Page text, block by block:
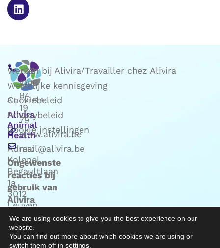
Alivira
Animal
Health
Adres:
Kolonel
Begaultlaan
1a
3012
Leuven
(Belgie)
+32
(0)16
84
19
79
www.alivira.be
mail@alivira.be
Ongewenste
reacties bij
gebruik van
Alivira
mail naar
Phv@alivira.be
Werken bij Alivira/Travailler chez Alivira
Wettelijke kennisgeving
Cookiebeleid
Privacybeleid
Cookie instellingen
We are using cookies to give you the best experience on our
website.
You can find out more about which cookies we are using or
switch them off in settings